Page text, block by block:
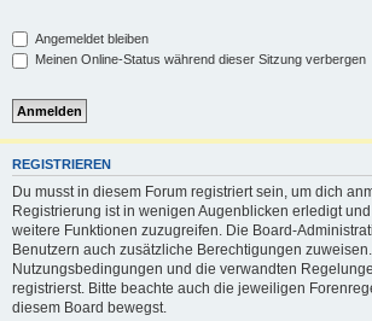
Angemeldet bleiben
Meinen Online-Status während dieser Sitzung verbergen
REGISTRIEREN
Du musst in diesem Forum registriert sein, um dich
Registrierung ist in wenigen Augenblicken erledigt
weitere Funktionen zuzugreifen. Die Board-
Benutzern auch zusätzliche Berechtigungen
Nutzungsbedingungen und die verwandten
registrierst. Bitte beachte auch die jeweiligen
diesem Board bewegst.